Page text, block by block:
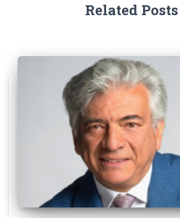
Related Posts